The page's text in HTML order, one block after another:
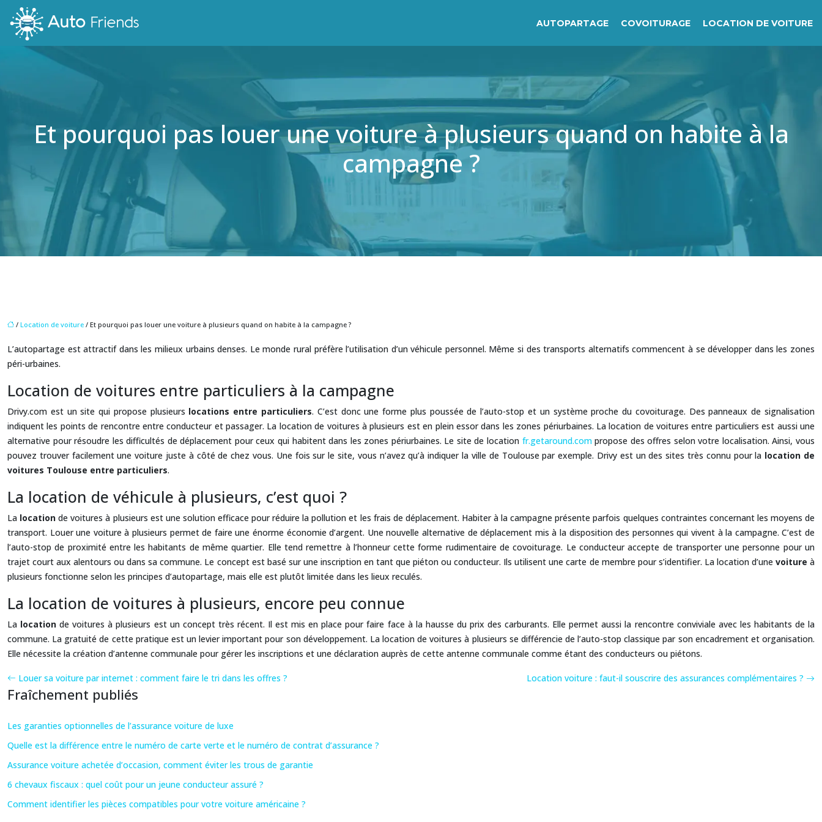
AUTOPARTAGE COVOITURAGE LOCATION DE VOITURE
Et pourquoi pas louer une voiture à plusieurs quand on habite à la
campagne ?
/ Location de voiture / Et pourquoi pas louer une voiture à plusieurs quand on habite à la campagne ?
L’autopartage est attractif dans les milieux urbains denses. Le monde rural préfère l’utilisation d’un véhicule personnel. Même si des transports alternatifs commencent à se développer dans les zones
péri-urbaines.
Location de voitures entre particuliers à la campagne
Drivy.com est un site qui propose plusieurs locations entre particuliers. C’est donc une forme plus poussée de l’auto-stop et un système proche du covoiturage. Des panneaux de signalisation
indiquent les points de rencontre entre conducteur et passager. La location de voitures à plusieurs est en plein essor dans les zones périurbaines. La location de voitures entre particuliers est aussi une
alternative pour résoudre les difficultés de déplacement pour ceux qui habitent dans les zones périurbaines. Le site de location fr.getaround.compropose des offres selon votre localisation. Ainsi, vous
pouvez trouver facilement une voiture juste à côté de chez vous. Une fois sur le site, vous n’avez qu’à indiquer la ville de Toulouse par exemple. Drivy est un des sites très connu pour la location de
voitures Toulouse entre particuliers.
La location de véhicule à plusieurs, c’est quoi ?
La location de voitures à plusieurs est une solution efficace pour réduire la pollution et les frais de déplacement. Habiter à la campagne présente parfois quelques contraintes concernant les moyens de
transport. Louer une voiture à plusieurs permet de faire une énorme économie d’argent. Une nouvelle alternative de déplacement mis à la disposition des personnes qui vivent à la campagne. C’est de
l’auto-stop de proximité entre les habitants de même quartier. Elle tend remettre à l’honneur cette forme rudimentaire de covoiturage. Le conducteur accepte de transporter une personne pour un
trajet court aux alentours ou dans sa commune. Le concept est basé sur une inscription en tant que piéton ou conducteur. Ils utilisent une carte de membre pour s’identifier. La location d’une voiture à
plusieurs fonctionne selon les principes d’autopartage, mais elle est plutôt limitée dans les lieux reculés.
La location de voitures à plusieurs, encore peu connue
La location de voitures à plusieurs est un concept très récent. Il est mis en place pour faire face à la hausse du prix des carburants. Elle permet aussi la rencontre conviviale avec les habitants de la
commune. La gratuité de cette pratique est un levier important pour son développement. La location de voitures à plusieurs se différencie de l’auto-stop classique par son encadrement et organisation.
Elle nécessite la création d’antenne communale pour gérer les inscriptions et une déclaration auprès de cette antenne communale comme étant des conducteurs ou piétons.
Louer sa voiture par internet : comment faire le tri dans les offres ? Location voiture : faut-il souscrire des assurances complémentaires ?
Fraîchement publiés
Les garanties optionnelles de l’assurance voiture de luxe
Quelle est la différence entre le numéro de carte verte et le numéro de contrat d’assurance ?
Assurance voiture achetée d’occasion, comment éviter les trous de garantie
6 chevaux fiscaux : quel coût pour un jeune conducteur assuré ?
Comment identifier les pièces compatibles pour votre voiture américaine ?